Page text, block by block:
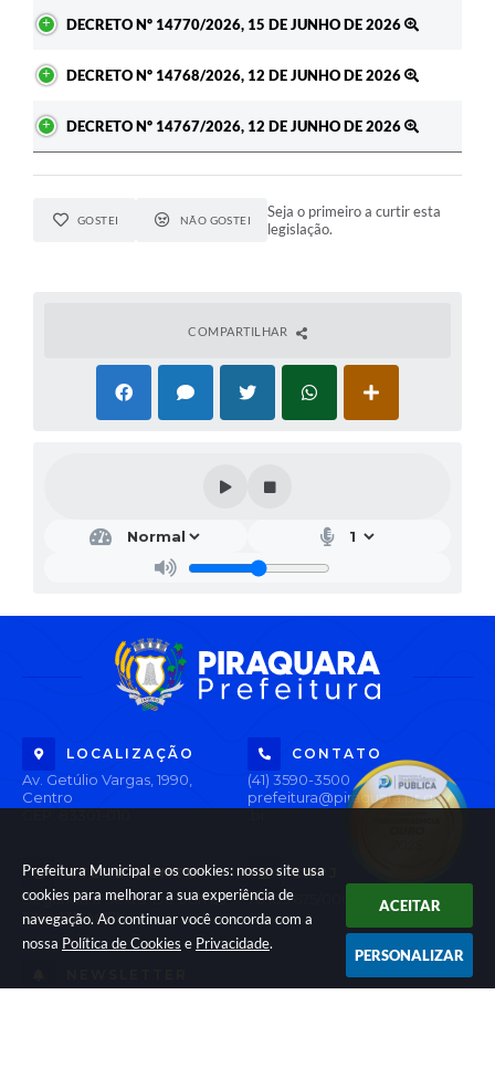
Prefeitura Municipal e os cookies: nosso site usa
cookies para melhorar a sua experiência de
navegação. Ao continuar você concorda com a
nossa Política de Cookies e Privacidade.
ACEITAR
PERSONALIZAR
DECRETO Nº 14770/2026, 15 DE JUNHO DE 2026
DECRETO Nº 14768/2026, 12 DE JUNHO DE 2026
DECRETO Nº 14767/2026, 12 DE JUNHO DE 2026
GOSTEI NÃO GOSTEI
Seja o primeiro a curtir esta
legislação.
COMPARTILHAR
LOCALIZAÇÃO
Av. Getúlio Vargas, 1990,
Centro
CONTATO
(41) 3590-3500
prefeitura@piraquara.pr.gov
ATENDIMENTO
Segunda à Sexta: De 08h às
12h e 13h às 17h
CNPJ
76.105.675/0001-67